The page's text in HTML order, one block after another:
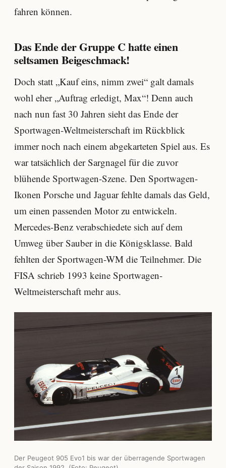
fahren können.
Das Ende der Gruppe C hatte einen
seltsamen Beigeschmack!
Doch statt „Kauf eins, nimm zwei“ galt damals
wohl eher „Auftrag erledigt, Max“! Denn auch
nach nun fast 30 Jahren sieht das Ende der
Sportwagen-Weltmeisterschaft im Rückblick
immer noch nach einem abgekarteten Spiel aus. Es
war tatsächlich der Sargnagel für die zuvor
blühende Sportwagen-Szene. Den Sportwagen-
Ikonen Porsche und Jaguar fehlte damals das Geld,
um einen passenden Motor zu entwickeln.
Mercedes-Benz verabschiedete sich auf dem
Umweg über Sauber in die Königsklasse. Bald
fehlten der Sportwagen-WM die Teilnehmer. Die
FISA schrieb 1993 keine Sportwagen-
Weltmeisterschaft mehr aus.
Der Peugeot 905 Evo1 bis war der überragende Sportwagen